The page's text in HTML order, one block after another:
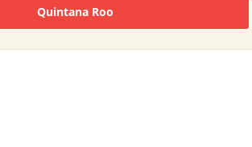
Quintana Roo